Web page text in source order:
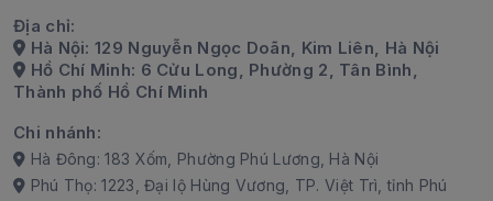
Địa chỉ:
Hà Nội: 129 Nguyễn Ngọc Doãn, Kim Liên, Hà Nội
Hồ Chí Minh: 6 Cửu Long, Phường 2, Tân Bình,
Thành phố Hồ Chí Minh
Chi nhánh:
Hà Đông: 183 Xốm, Phường Phú Lương, Hà Nội
Phú Thọ: 1223, Đại lộ Hùng Vương, TP. Việt Trì, tỉnh Phú